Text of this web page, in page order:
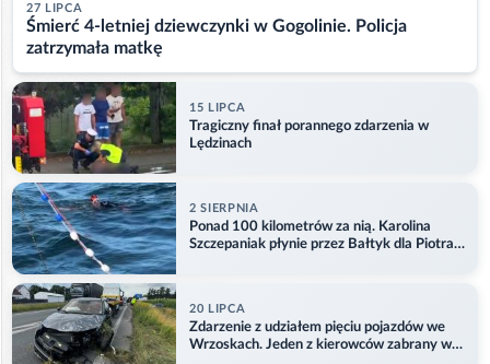
27 LIPCA
Śmierć 4-letniej dziewczynki w Gogolinie. Policja
zatrzymała matkę
15 LIPCA
Tragiczny finał porannego zdarzenia w
Lędzinach
2 SIERPNIA
Ponad 100 kilometrów za nią. Karolina
Szczepaniak płynie przez Bałtyk dla Piotra.
20 LIPCA
Zdarzenie z udziałem pięciu pojazdów we
Wrzoskach. Jeden z kierowców zabrany w